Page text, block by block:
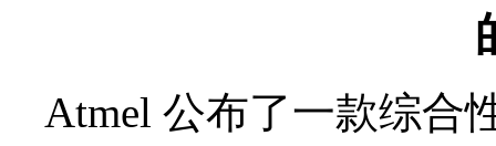
Atmel 公布了一款综合